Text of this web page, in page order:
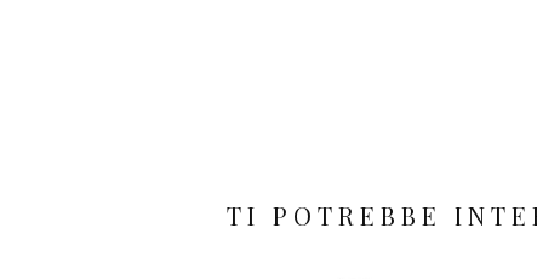
TI POTREBBE